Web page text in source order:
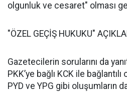
olgunluk ve cesaret" olması
"ÖZEL GEÇİŞ HUKUKU"
Gazetecilerin sorularını da
PKK’ye bağlı KCK ile bağlantılı
PYD ve YPG gibi oluşumların